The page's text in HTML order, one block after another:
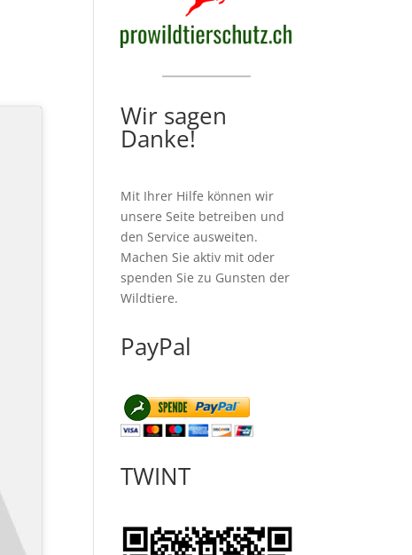
Wir sagen
Danke!
Mit Ihrer Hilfe können wir
unsere Seite betreiben und
den Service ausweiten.
Machen Sie aktiv mit oder
spenden Sie zu Gunsten der
Wildtiere.
PayPal
TWINT